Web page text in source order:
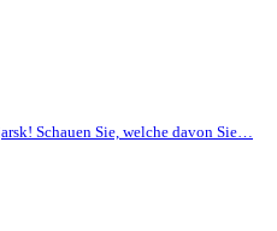
Schauen Sie, welche davon Sie…